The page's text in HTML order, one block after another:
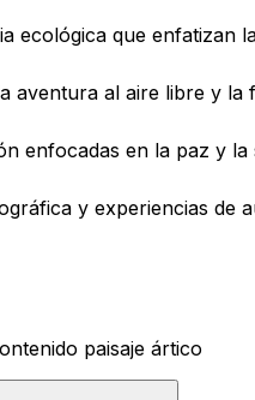
ecológica que enfatizan
aventura al aire libre y la
enfocadas en la paz y la
y experiencias de
paisaje ártico